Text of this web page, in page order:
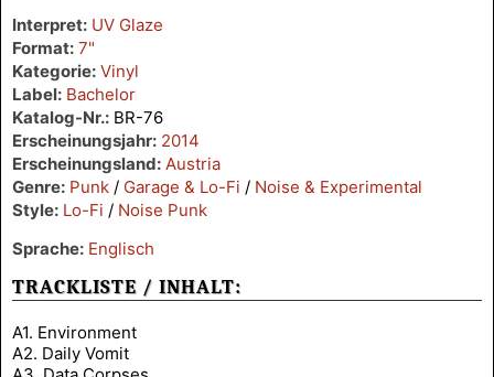
Interpret: UV Glaze
Format: 7"
Kategorie: Vinyl
Label: Bachelor
Katalog-Nr.: BR-76
Erscheinungsjahr: 2014
Erscheinungsland: Austria
Genre: Punk / Garage & Lo-Fi / Noise & Experimental
Style: Lo-Fi / Noise Punk
Sprache: Englisch
TRACKLISTE / INHALT:
A1. Environment
A2. Daily Vomit